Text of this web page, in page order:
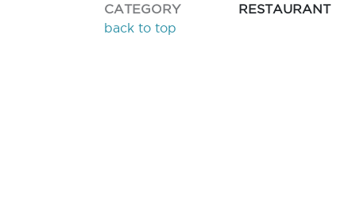
CATEGORY
RESTAURANT
back to top